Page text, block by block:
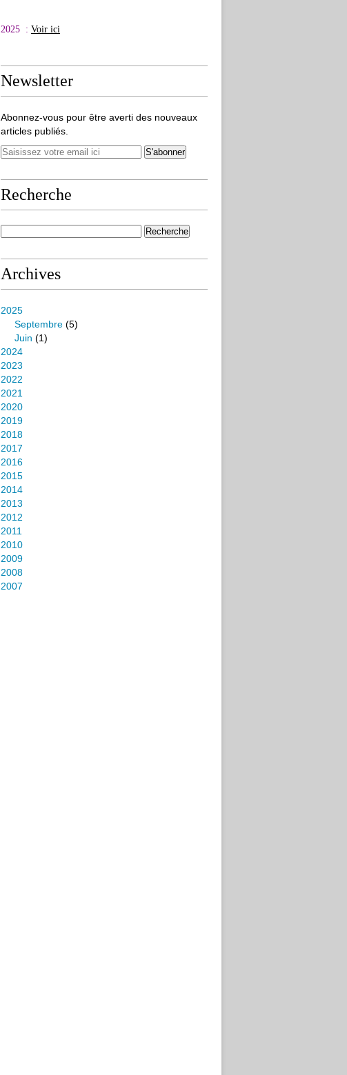
2025 : Voir ici
Newsletter
Abonnez-vous pour être averti des nouveaux
articles publiés.
Recherche
Archives
2025
Septembre (5)
Juin (1)
2024
2023
2022
2021
2020
2019
2018
2017
2016
2015
2014
2013
2012
2011
2010
2009
2008
2007